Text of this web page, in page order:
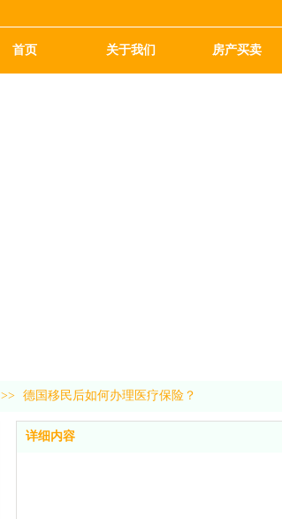
首页 关于我们 房产买卖
>> 德国移民后如何办理医疗保险？
详细内容